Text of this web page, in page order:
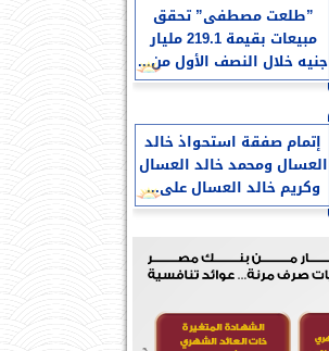
​”طلعت مصطفى” تحقق
مبيعات بقيمة 219.1 مليار
جنيه خلال النصف الأول من...
إتمام صفقة استحواذ خالد
العسال ومحمد خالد العسال
وكريم خالد العسال على...